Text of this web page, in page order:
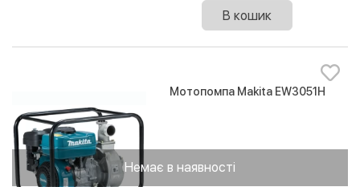
В кошик
Немає в наявності
Мотопомпа Makita EW3051H